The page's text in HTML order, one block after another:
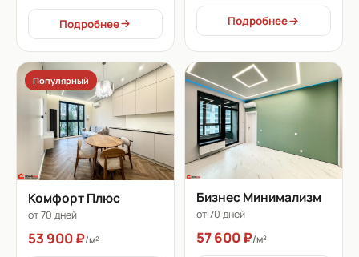
Подробнее Подробнее
Популярный
Комфорт Плюс
от 70 дней
53 900 ₽/м²
Бизнес Минимализм
от 70 дней
57 600 ₽/м²